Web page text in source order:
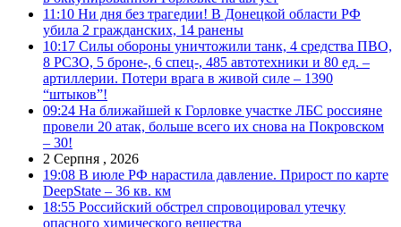
11:10 Ни дня без трагедии! В Донецкой области РФ
убила 2 гражданских, 14 ранены
10:17 Силы обороны уничтожили танк, 4 средства ПВО,
8 РСЗО, 5 броне-, 6 спец-, 485 автотехники и 80 ед. –
артиллерии. Потери врага в живой силе – 1390
“штыков”!
09:24 На ближайшей к Горловке участке ЛБС россияне
провели 20 атак, больше всего их снова на Покровском
– 30!
2 Серпня , 2026
19:08 В июле РФ нарастила давление. Прирост по карте
DeepState – 36 кв. км
18:55 Российский обстрел спровоцировал утечку
опасного химического вещества